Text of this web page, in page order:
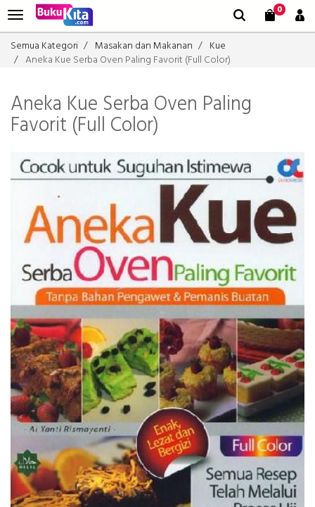
0
Semua Kategori Masakan dan Makanan
Kue
Aneka Kue Serba Oven Paling Favorit (Full Color)
Aneka Kue Serba Oven Paling
Favorit (Full Color)